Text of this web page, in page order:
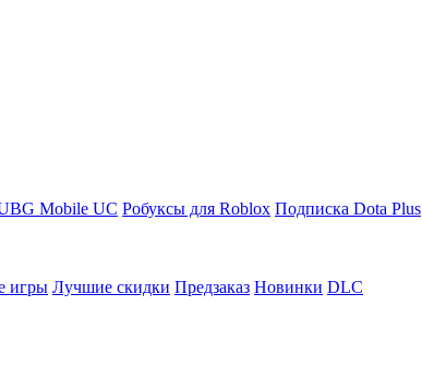
Mobile UC Робуксы для Roblox Подписка Dota Plus
игры Лучшие скидки Предзаказ Новинки DLC